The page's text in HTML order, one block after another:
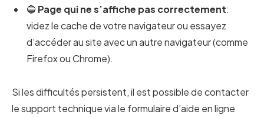
🔵 Page qui ne s’affiche pas correctement:
videz le cache de votre navigateur ou essayez
d’accéder au site avec un autre navigateur (comme
Firefox ou Chrome).
Si les difficultés persistent, il est possible de contacter
le support technique via le formulaire d’aide en ligne